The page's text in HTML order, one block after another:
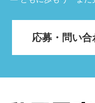
応募・問い合